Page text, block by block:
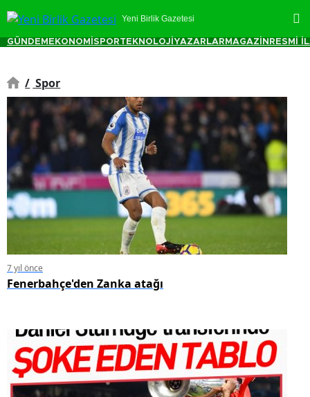
Yeni Birlik Gazetesi
GÜNDEM EKONOMİ SPORTEKNOLOJİ YAZARLAR MAGAZİN RESMİ
/ Spor
7 yıl önce
Fenerbahçe'den Zanka atağı